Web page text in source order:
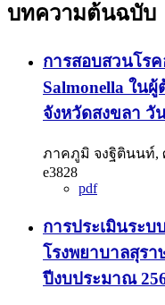
บทความต้นฉบับ
การสอบสวนโร
Salmonella ใน
จังหวัดสงขลา วั
ภาคภูมิ จงฐิตินนท์,
e3828
pdf
การประเมินระบ
โรงพยาบาลสุร
ปีงบประมาณ